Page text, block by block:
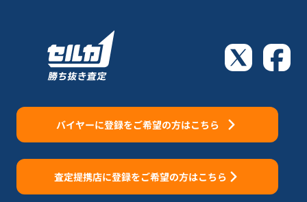
バイヤーに登録をご希望の方はこちら
査定提携店に登録をご希望の方はこちら